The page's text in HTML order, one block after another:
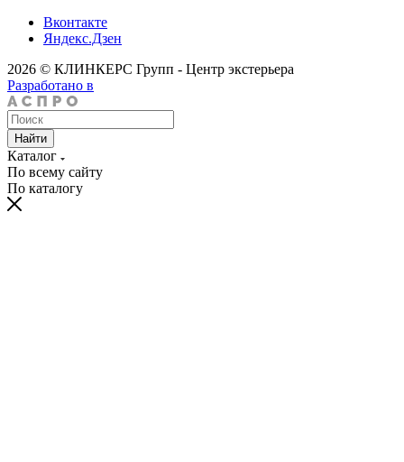
Вконтакте
Яндекс.Дзен
2026 © КЛИНКЕРС Групп - Центр экстерьера
Разработано в
Найти
Каталог
По всему сайту
По каталогу